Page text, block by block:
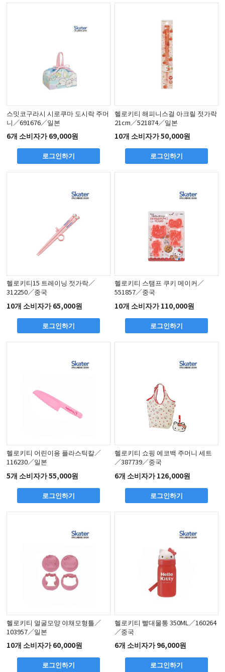
스밋코구라시 시로쿠마 도시락 주머
니／691676／일본
6개 소비자가 69,000원
로그인하기
헬로키티 해피니스걸 아크릴 젓가락
21cm／521874／일본
10개 소비자가 50,000원
로그인하기
헬로키티15 트레이닝 젓가락／
312250／중국
10개 소비자가 65,000원
로그인하기
헬로키티 스탬프 쿠키 메이커／
551857／중국
10개 소비자가 110,000원
로그인하기
헬로키티 어린이용 플라스틱칼／
116230／일본
5개 소비자가 55,000원
로그인하기
헬로키티 쇼핑 에코백 주머니 세트
／387739／중국
6개 소비자가 126,000원
로그인하기
헬로키티 얼굴모양 야채모형틀／
103957／일본
10개 소비자가 60,000원
로그인하기
헬로키티 빨대물통 350ML／160264
／중국
6개 소비자가 96,000원
로그인하기